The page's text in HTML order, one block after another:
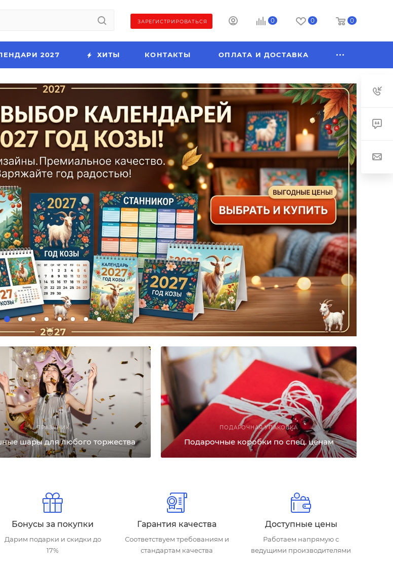
ЗАРЕГИСТРИРОВАТЬСЯ 0 0 0
2027 ХИТЫ КОНТАКТЫ ОПЛАТА И ДОСТАВКА
ПРАЗДНИК
шары для любого торжества
ПОДАРОЧНАЯ УПАКОВКА
Подарочные коробки по спец. ценам
Бонусы за покупки
Дарим подарки и скидки до
17%
Гарантия качества
Соответствуем требованиям и
стандартам качества
Доступные цены
Работаем напрямую с
ведущими производителями